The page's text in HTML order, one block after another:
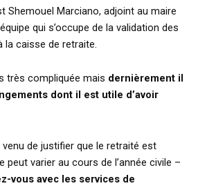
Shemouel Marciano, adjoint au maire
qui s’occupe de la validation des
caisse de retraite.
très compliquée mais dernièrement il
dont il est utile d’avoir
de justifier que le retraité est
peut varier au cours de l’année civile –
vous avec les services de